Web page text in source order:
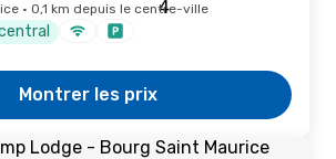
· 0,1 km depuis le centre-ville
Montrer les prix